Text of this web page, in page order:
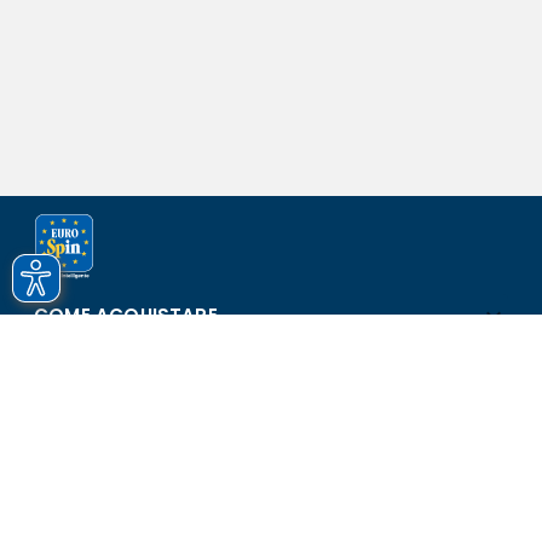
COME ACQUISTARE